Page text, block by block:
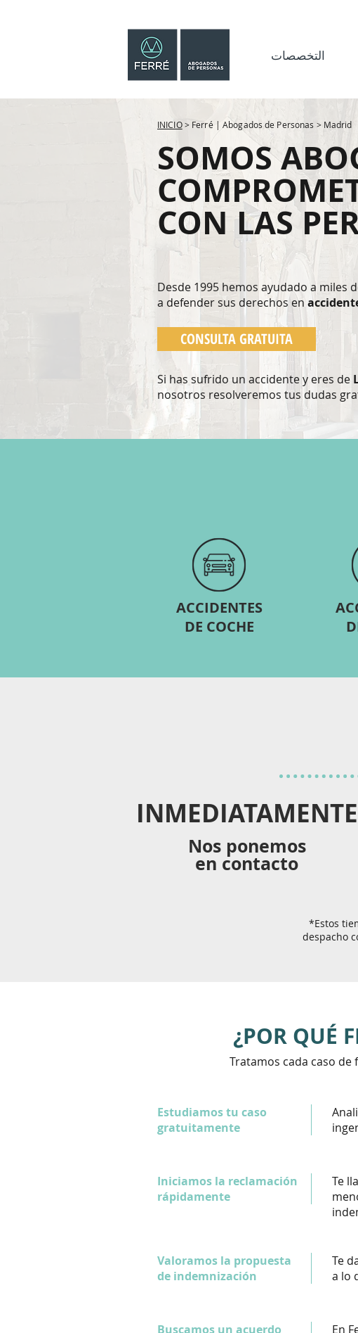
التخصصات
INICIO> Ferré | Abogados de Personas > Madrid
SOMOS
CON LAS
Desde 1995 hemos ayudado a miles
a defender sus derechos en
CONSULTA GRATUITA
Si has sufrido un accidente y eres de
nosotros resolveremos tus dudas
ACCIDENTES
DE COCHE
INMEDIATAMENTE
Nos ponemos
en contacto
*Estos
despacho
¿POR QUÉ
Tratamos cada caso
Estudiamos tu caso
gratuitamente
Iniciamos la reclamación
rápidamente
Te
Valoramos la propuesta
de indemnización
Te
a lo
Buscamos un acuerdo
En